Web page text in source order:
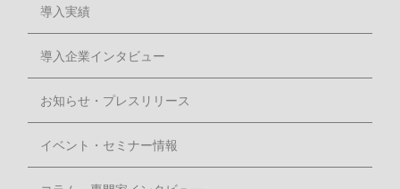
導入実績
導入企業インタビュー
お知らせ・プレスリリース
イベント・セミナー情報